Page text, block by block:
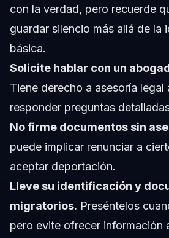
con la verdad, pero recuerde
guardar silencio más allá de la
básica.
Solicite hablar con un
Tiene derecho a asesoría legal
responder preguntas
No firme documentos sin
puede implicar renunciar a
aceptar deportación.
Lleve su identificación y
migratorios. Preséntelos
pero evite ofrecer información